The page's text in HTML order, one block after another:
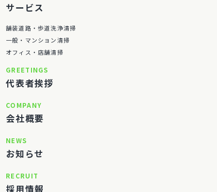
サービス
舗装道路・歩道洗浄清掃
一般・マンション清掃
オフィス・店舗清掃
GREETINGS
代表者挨拶
COMPANY
会社概要
NEWS
お知らせ
RECRUIT
採用情報